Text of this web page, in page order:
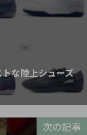
な陸上シューズ
次の記事